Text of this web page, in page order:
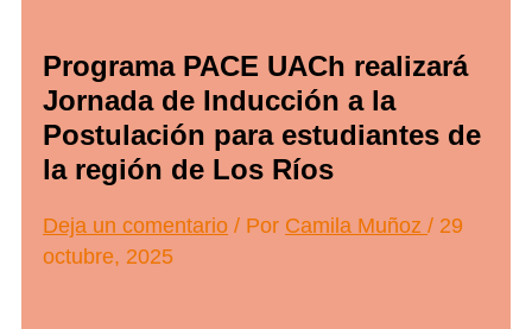
Programa PACE UACh realizará
Jornada de Inducción a la
Postulación para estudiantes de
la región de Los Ríos
Deja un comentario / Por Camila Muñoz/ 29
octubre, 2025